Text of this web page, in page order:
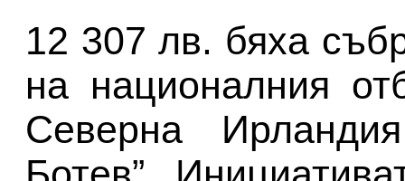
12 307 лв. бяха
на националния
Северна